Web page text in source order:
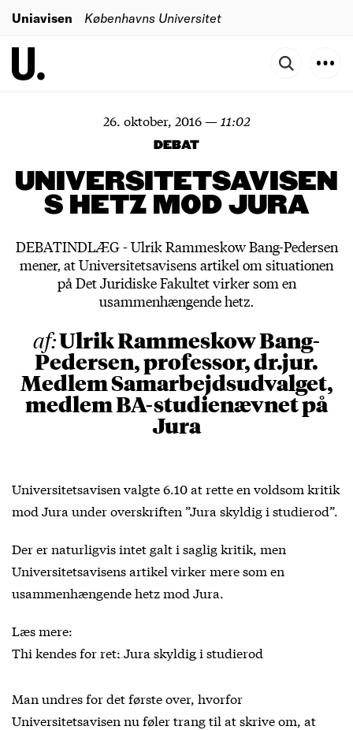
Uniavisen Københavns Universitet
26. oktober, 2016— 11:02
DEBAT
UNIVERSITETSAVISEN
S HETZ MOD JURA
DEBATINDLÆG - Ulrik Rammeskow Bang-Pedersen
mener, at Universitetsavisens artikel om situationen
på Det Juridiske Fakultet virker som en
usammenhængende hetz.
af:Ulrik Rammeskow Bang-
Pedersen, professor, dr.jur.
Medlem Samarbejdsudvalget,
medlem BA-studienævnet på
Jura
Universitetsavisen valgte 6.10 at rette en voldsom kritik
mod Jura under overskriften ”Jura skyldig i studierod”.
Der er naturligvis intet galt i saglig kritik, men
Universitetsavisens artikel virker mere som en
usammenhængende hetz mod Jura.
Læs mere:
Thi kendes for ret: Jura skyldig i studierod
Man undres for det første over, hvorfor
Universitetsavisen nu føler trang til at skrive om, at